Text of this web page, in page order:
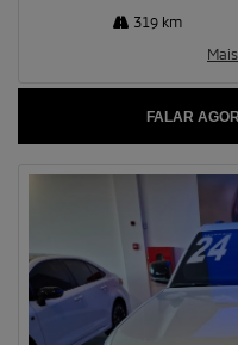
319 km
FALAR